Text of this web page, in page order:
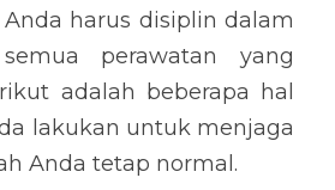
harus disiplin dalam
perawatan yang
adalah beberapa hal
lakukan untuk menjaga
Anda tetap normal.